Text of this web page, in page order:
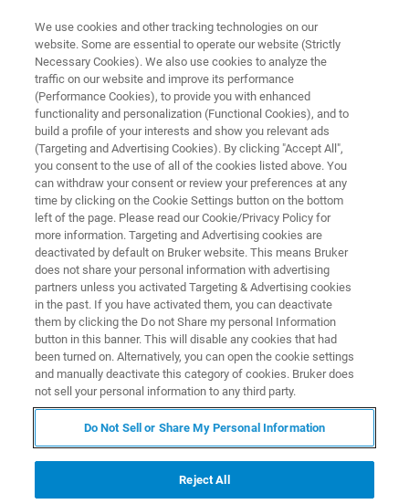
NANOIR ウェビナー
新製品Bruker製ナノ赤外分光装
置 nanoIR3 ～AFM-IRが実現す
るナノ領域の赤外分光分析
～ WEB DEMO
Bruker 製 AFM-IR 装置の最新機種である nanoIR3 につい
定・解析の様子を交えて詳しくご紹介していきます
We use cookies and other tracking technologies on our
website. Some are essential to operate our website (Strictly
Necessary Cookies). We also use cookies to analyze the
traffic on our website and improve its performance
(Performance Cookies), to provide you with enhanced
functionality and personalization (Functional Cookies), and to
build a profile of your interests and show you relevant ads
(Targeting and Advertising Cookies). By clicking "Accept All",
you consent to the use of all of the cookies listed above. You
can withdraw your consent or review your preferences at any
time by clicking on the Cookie Settings button on the bottom
left of the page. Please read our Cookie/Privacy Policy for
more information. Targeting and Advertising cookies are
deactivated by default on Bruker website. This means Bruker
does not share your personal information with advertising
partners unless you activated Targeting & Advertising cookies
in the past. If you have activated them, you can deactivate
them by clicking the Do not Share my personal Information
button in this banner. This will disable any cookies that had
been turned on. Alternatively, you can open the cookie settings
and manually deactivate this category of cookies. Bruker does
not sell your personal information to any third party.
Do Not Sell or Share My Personal Information
Reject All